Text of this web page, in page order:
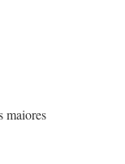
maiores